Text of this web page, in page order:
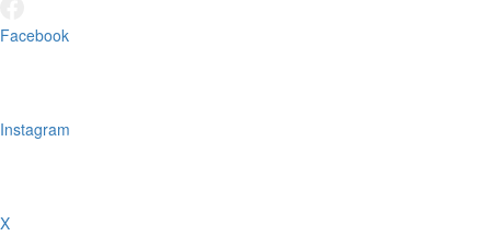
Facebook
Instagram
X